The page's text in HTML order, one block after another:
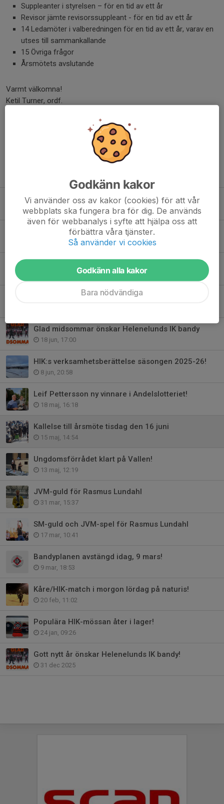
Suppleanter i styrelsen – för en tid av ett år
Revisor jämte revisorssuppleant - för en tid av ett år
14 Ledamöter i valberedningen för en tid av ett år, varav en
utses till sammankallande
15 Övriga frågor
Årsmötets avslutande
Varmt välkomna!
Ketil Turner, ordf.
Bostad sökes till a-lagsledare
27 jul, 16:18
Matchsekreterarutbildning
5 jul, 11:34
Ny styrelse på plats - tack Ketil, Martin, Linus & Erik
Glad midsommar önskar Helenelunds IK bandy
18 jun, 17:00
HIK:s verksamhetsberättelse säsongen 2025-26!
8 jun, 20:58
Leif Pettersson ny vinnare i Andelslotteriet!
18 maj, 16:18
Kallelse till årsmöte tisdag den 16 juni
15 maj, 14:54
Ungdomsförrådet klart på Vallen!
13 maj, 12:19
JVM-guld för Rasmus Lundahl
31 mar, 15:37
SM-guld och JVM-spel för Rasmus Lundahl
17 mar, 10:41
Bandyplanen avstängd idag, 9 mars!
9 mar, 18:53
Kåre/HIK-match i morgon lördag på naturis!
20 feb, 11:02
Populära HIK-mössan åter i lager!
24 jan, 09:26
Gott nytt år önskar Helenelunds IK bandy!
31 dec 2025
Godkänn kakor
Vi använder oss av kakor (cookies) för att vår
webbplats ska fungera bra för dig. De används
även för webbanalys i syfte att hjälpa oss att
förbättra våra tjänster.
Så använder vi cookies
Godkänn alla kakor
Bara nödvändiga